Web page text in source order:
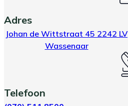
Adres
Johan de Wittstraat 45 2242 LV
Wassenaar
Telefoon